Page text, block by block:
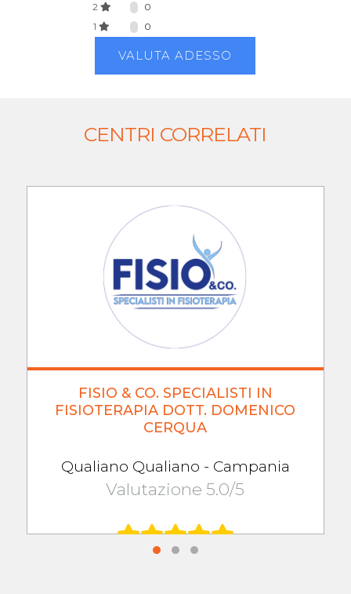
2
0
1
0
VALUTA ADESSO
CENTRI CORRELATI
FISIO & CO. SPECIALISTI IN
FISIOTERAPIA DOTT. DOMENICO
CERQUA
Qualiano Qualiano - Campania
Valutazione 5.0/5